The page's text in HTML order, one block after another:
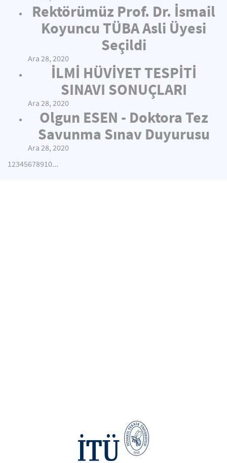
Rektörümüz Prof. Dr. İsmail
Koyuncu TÜBA Asli Üyesi
Seçildi
Ara 28, 2020
İLMİ HÜVİYET TESPİTİ
SINAVI SONUÇLARI
Ara 28, 2020
Olgun ESEN - Doktora Tez
Savunma Sınav Duyurusu
Ara 28, 2020
12345678910...